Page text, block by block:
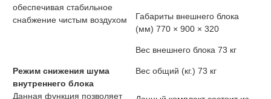
обеспечивая стабильное
снабжение чистым воздухом
Режим снижения шума
внутреннего блока
Данная функция позволяет
Габариты внешнего блока
(мм) 770 × 900 × 320
Вес внешнего блока 73 кг
Вес общий (кг.) 73 кг